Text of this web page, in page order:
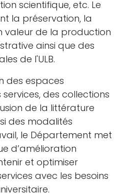
scientifique, etc. Le
la préservation, la
valeur de la production
ainsi que des
de l'ULB.
des espaces
des collections
de la littérature
des modalités
le Département met
d’amélioration
et optimiser
avec les besoins